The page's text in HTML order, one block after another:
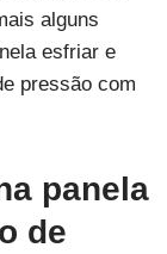
alguns
esfriar e
pressão com
panela
de